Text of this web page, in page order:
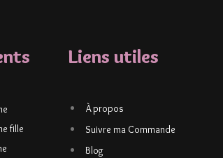
fille
Liens utiles
À propos
Suivre ma Commande
Blog